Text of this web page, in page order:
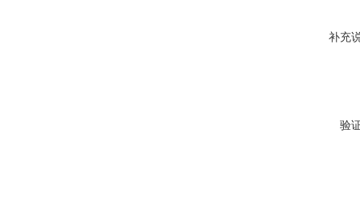
补充
验